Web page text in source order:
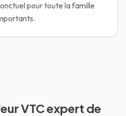
pour toute la famille
VTC expert de